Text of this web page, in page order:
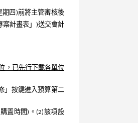
期四)前將主管審核後
案計畫表」)送交會計
，已先行下載各單位
」按鍵進入預算第二
置時間)。(2)該項設